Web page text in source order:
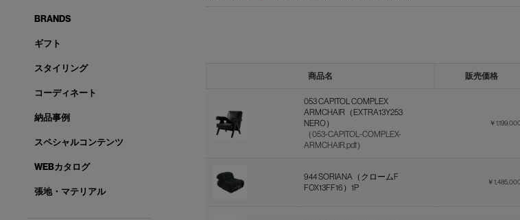
商品名 販売価格
053 CAPITOL COMPLEX
ARMCHAIR（EXTRA13Y253
NERO）
（053-CAPITOL-COMPLEX-
ARMCHAIR.pdf）
￥
944 SORIANA（クロームF
FOX13FF16）1P
￥
BRANDS
ギフト
スタイリング
コーディネート
納品事例
スペシャルコンテンツ
WEBカタログ
張地・マテリアル